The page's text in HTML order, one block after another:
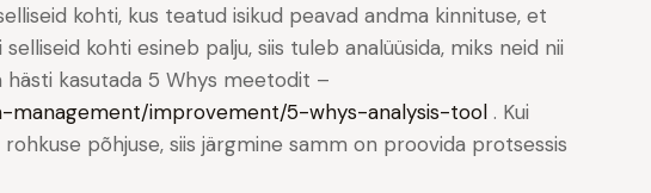
kohti, kus teatud isikud peavad andma kinnituse, et
kohti esineb palju, siis tuleb analüüsida, miks neid nii
hästi kasutada 5 Whys meetodit –
management/improvement/5-whys-analysis-tool. Kui
põhjuse, siis järgmine samm on proovida protsessis